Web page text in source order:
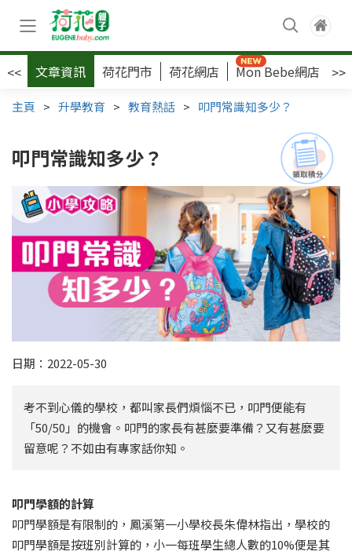
<< 文章資訊 荷花門市 荷花網店 Mon Bebe網店 >>
主頁 > 升學教育 > 教育熱話 > 叩門常識知多少？
叩門常識知多少？
日期：2022-05-30
考不到心儀的學校，都叫家長們煩惱不已，叩門便能有
「50/50」的機會。叩門的家長有甚麼要準備？又有甚麼要
留意呢？不如由有專家話你知。
叩門學額的計算
叩門學額是有限制的，鳳溪第一小學校長朱偉林指出，學校的
叩門學額是按班別計算的，小一每班學生總人數的10%便是其